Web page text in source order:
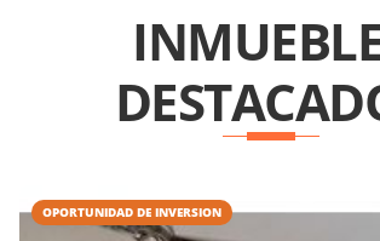
OPORTUNIDAD DE INVERSION